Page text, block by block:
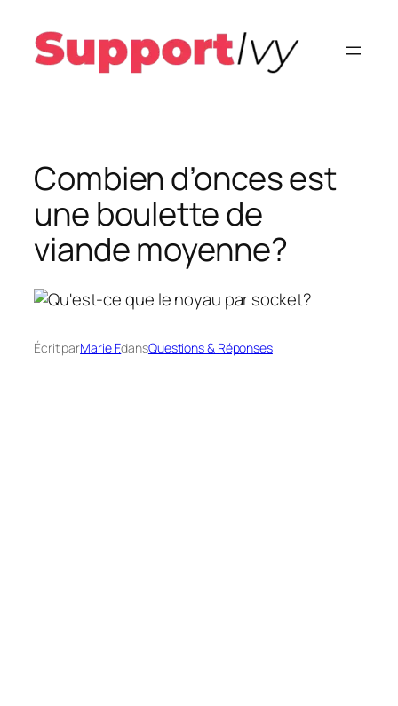
contenu
Combien d’onces est
une boulette de
viande moyenne?
Écrit parMarie F.dansQuestions & Réponses